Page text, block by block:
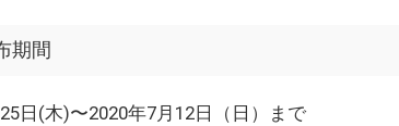
期間
日(木)〜2020年7月12日（日）まで